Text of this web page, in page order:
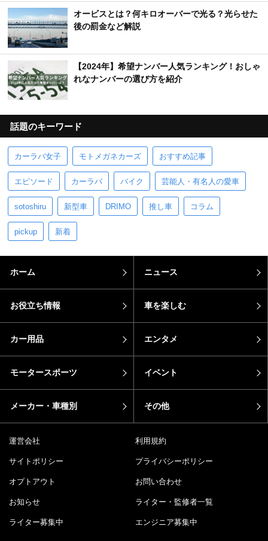
オービスとは？何キロオーバーで光る？光らせた
後の罰金など解説
【2024年】希望ナンバー人気ランキング！おしゃ
れなナンバーの選び方を紹介
話題のキーワード
カーラバ女子 モトメガネカーズ おすすめ記事
エピソード カーラバ バイク 芸能人・有名人の愛車
sotoshiru 新型車 DRIMO 推し車 コラム
pickup 新着
ホーム ニュース
お役立ち情報 車を楽しむ
カー用品 エンタメ
モータースポーツ イベント
メーカー・車種別 その他
運営会社 利用規約
サイトポリシー プライバシーポリシー
オプトアウト お問い合わせ
お知らせ ライター・監修者一覧
ライター募集中 エンジニア募集中